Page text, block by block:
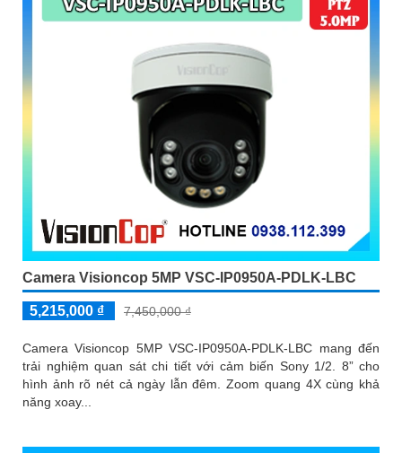
Camera Visioncop 5MP VSC-IP0950A-PDLK-LBC
5,215,000 ₫ 7,450,000 ₫
Camera Visioncop 5MP VSC-IP0950A-PDLK-LBC mang đến
trải nghiệm quan sát chi tiết với cảm biến Sony 1/2. 8” cho
hình ảnh rõ nét cả ngày lẫn đêm. Zoom quang 4X cùng khả
năng xoay...